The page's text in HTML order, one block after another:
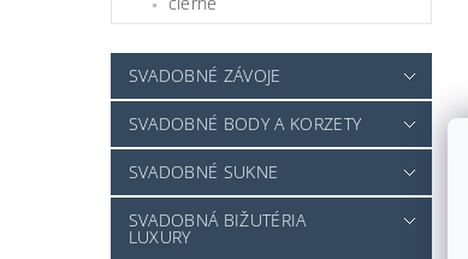
SVADOBNÉ ZÁVOJE
SVADOBNÉ BODY A KORZETY
SVADOBNÉ SUKNE
SVADOBNÁ BIŽUTÉRIA
LUXURY